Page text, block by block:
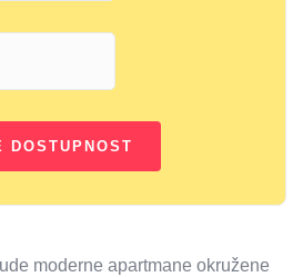
moderne apartmane okružene